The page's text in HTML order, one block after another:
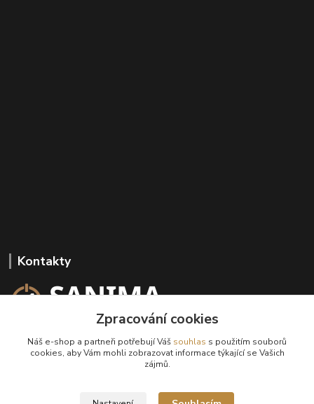
Kontakty
+420 602 647 136
(Po-Pá, 9-18 hod.)
Zpracování cookies
Náš e-shop a partneři potřebují Váš souhlas s použitím souborů
cookies, aby Vám mohli zobrazovat informace týkající se Vašich
zájmů.